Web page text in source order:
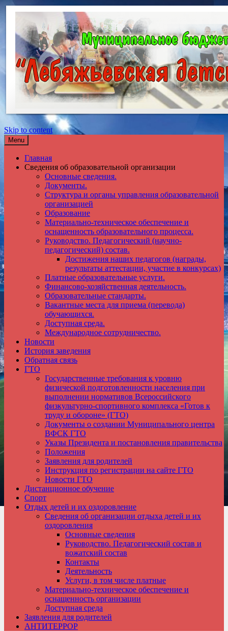
Skip to content
Menu
Главная
Сведения об образовательной организации
Основные сведения.
Документы.
Структура и органы управления образовательной
организацией
Образование
Материально-техническое обеспечение и
оснащенность образовательного процесса.
Руководство. Педагогический (научно-
педагогический) состав.
Достижения наших педагогов (награды,
результаты аттестации, участие в конкурсах)
Платные образовательные услуги.
Финансово-хозяйственная деятельность.
Образовательные стандарты.
Вакантные места для приема (перевода)
обучающихся.
Доступная среда.
Международное сотрудничество.
Новости
История заведения
Обратная связь
ГТО
Государственные требования к уровню
физической подготовленности населения при
выполнении нормативов Всероссийского
физкультурно-спортивного комплекса «Готов к
труду и обороне» (ГТО)
Документы о создании Муниципального центра
ВФСК ГТО
Указы Президента и постановления правительства
Положения
Заявления для родителей
Инструкция по регистрации на сайте ГТО
Новости ГТО
Дистанционное обучение
Спорт
Отдых детей и их оздоровление
Сведения об организации отдыха детей и их
оздоровления
Основные сведения
Руководство. Педагогический состав и
вожатский состав
Контакты
Деятельность
Услуги, в том числе платные
Материально-техническое обеспечение и
оснащенность организации
Доступная среда
Заявления для родителей
АНТИТЕРРОР